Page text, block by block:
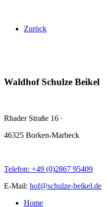
Zurück
Waldhof Schulze Beikel
Rhader Straße 16 ·
46325 Borken-Marbeck
Telefon: +49 (0)2867 95409
E-Mail: hof@schulze-beikel.de
Home